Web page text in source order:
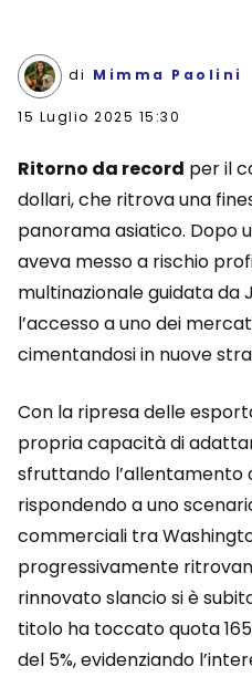
di Mimma Paolini
15 Luglio 2025 15:30
Ritorno da record per il
dollari, che ritrova una
panorama asiatico. Dopo
aveva messo a rischio
multinazionale guidata da
l’accesso a uno dei
cimentandosi in nuove
Con la ripresa delle
propria capacità di
sfruttando l’allentamento
rispondendo a uno
commerciali tra
progressivamente
rinnovato slancio si è
titolo ha toccato quota
del 5%, evidenziando